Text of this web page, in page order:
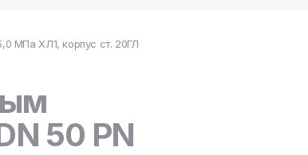
МПа ХЛ1, корпус ст. 20ГЛ
50 PN